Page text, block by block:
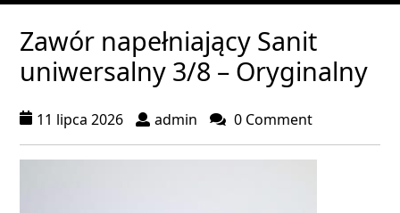
Zawór napełniający Sanit
uniwersalny 3/8 – Oryginalny
11 lipca 2026 admin 0 Comment